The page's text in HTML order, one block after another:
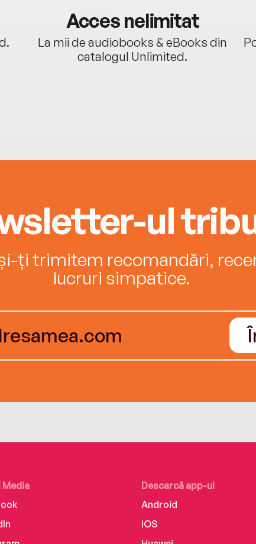
Acces nelimitat
La mii de audiobooks & eBooks din
catalogul Unlimited.
ul
ți trimitem recomandări,
lucruri simpatice.
Media
Descarcă app-ul
Android
iOS